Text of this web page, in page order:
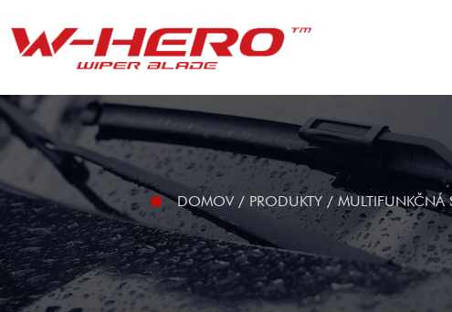
DOMOV/ PRODUKTY /MULTIFUNKČNÁ